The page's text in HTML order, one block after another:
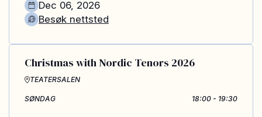
Dec 06, 2026
Besøk nettsted
Christmas with Nordic Tenors 2026
TEATERSALEN
SØNDAG 18:00 - 19:30